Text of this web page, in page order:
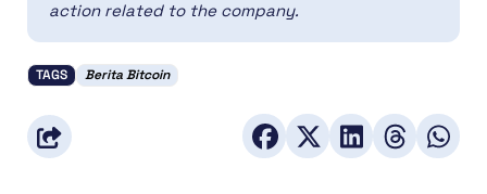
action related to the company.
TAGS Berita Bitcoin